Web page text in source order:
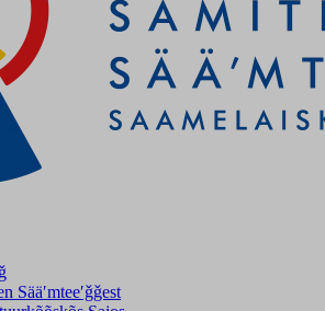
Sääʹmteeʹǧǧest